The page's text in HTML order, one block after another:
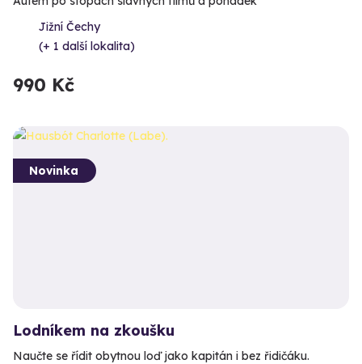
Jižní Čechy
(+ 1 další lokalita)
990 Kč
Novinka
Lodníkem na zkoušku
Naučte se řídit obytnou loď jako kapitán i bez řidičáku.